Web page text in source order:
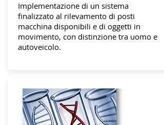
Implementazione di un sistema
finalizzato al rilevamento di posti
macchina disponibili e di oggetti in
movimento, con distinzione tra uomo e
autoveicolo.